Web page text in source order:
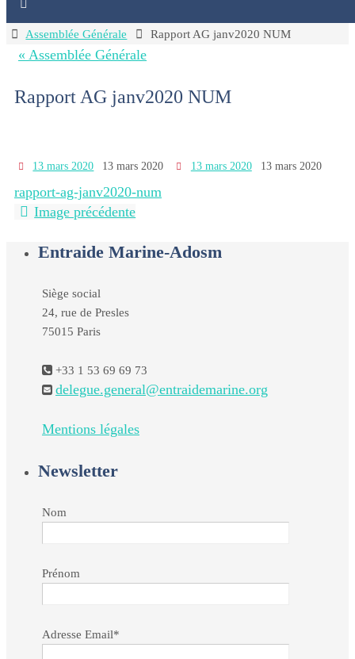
HomeAssemblée Générale Rapport AG janv2020 NUM
« Assemblée Générale
Rapport AG janv2020 NUM
13 mars 2020 13 mars 2020 13 mars 2020 13 mars 2020
rapport-ag-janv2020-num
Image précédente
Entraide Marine-Adosm
Siège social
24, rue de Presles
75015 Paris
+33 1 53 69 69 73
delegue.general@entraidemarine.org
Mentions légales
Newsletter
Nom
Prénom
Adresse Email*